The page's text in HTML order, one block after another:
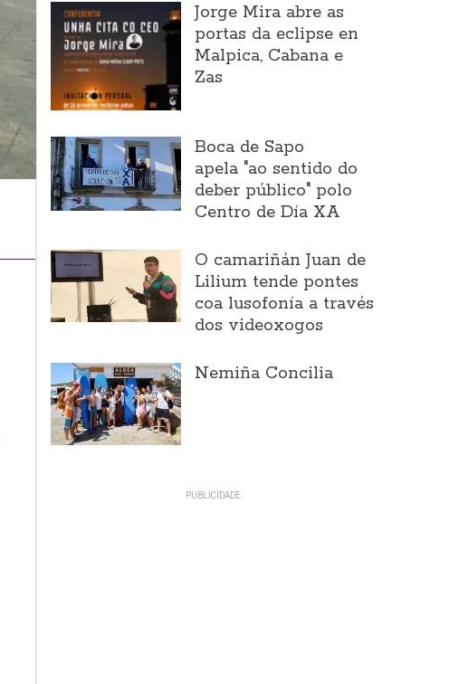
Jorge Mira abre as
portas da eclipse en
Malpica, Cabana e
Zas
Boca de Sapo
apela "ao sentido do
deber público" polo
Centro de Día XA
O camariñán Juan de
Lilium tende pontes
coa lusofonía a través
dos videoxogos
Nemiña Concilia